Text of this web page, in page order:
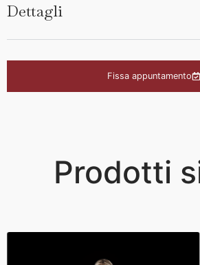
Dettagli
Fissa appuntamento
Prodotti